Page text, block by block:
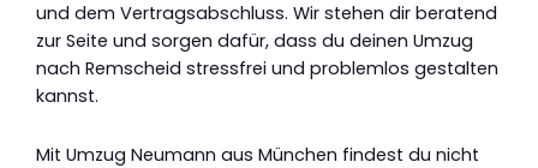
und dem Vertragsabschluss. Wir stehen dir beratend
zur Seite und sorgen dafür, dass du deinen Umzug
nach Remscheid stressfrei und problemlos gestalten
kannst.
Mit Umzug Neumann aus München findest du nicht